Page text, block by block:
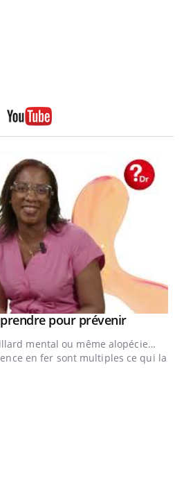
Youtube
pour prévenirYoutube
mental ou même alopécie…
en fer sont multiples ce qui la